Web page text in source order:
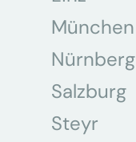
München
Nürnberg
Salzburg
Steyr